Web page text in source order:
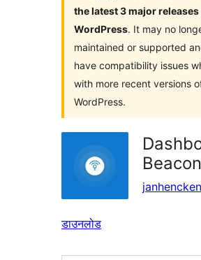
the latest 3 major releases
WordPress. It may no
maintained or supported
have compatibility issues
with more recent versions
WordPress.
Beacon
डाउनलोड